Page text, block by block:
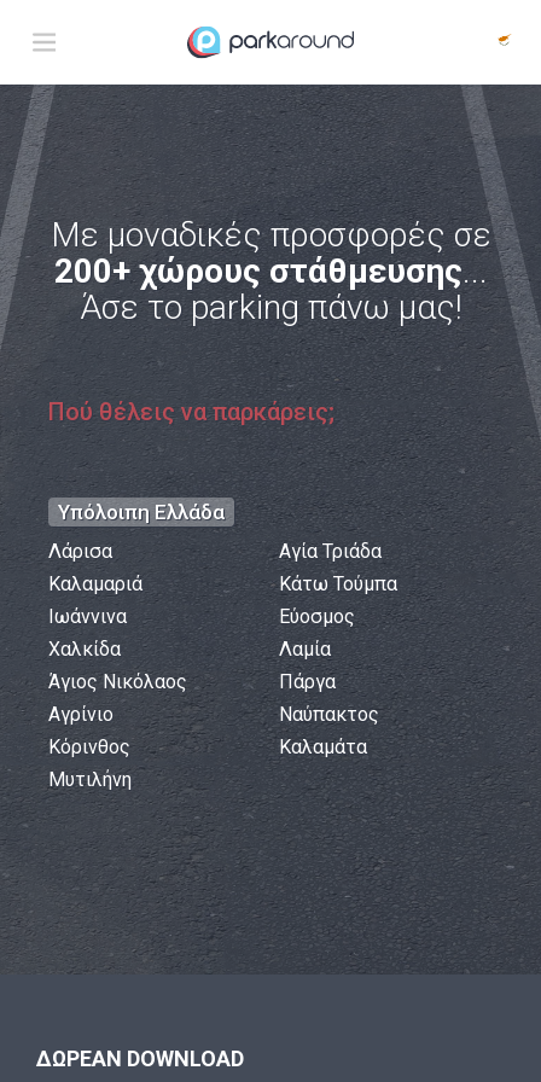
Με μοναδικές προσφορές σε
200+ χώρους στάθμευσης...
Άσε το parking πάνω μας!
Πού θέλεις να παρκάρεις;
Υπόλοιπη Ελλάδα
Λάρισα
Καλαμαριά
Ιωάννινα
Χαλκίδα
Άγιος Νικόλαος
Αγρίνιο
Κόρινθος
Μυτιλήνη
Αγία Τριάδα
Κάτω Τούμπα
Εύοσμος
Λαμία
Πάργα
Ναύπακτος
Καλαμάτα
ΔΩΡΕΑΝ DOWNLOAD